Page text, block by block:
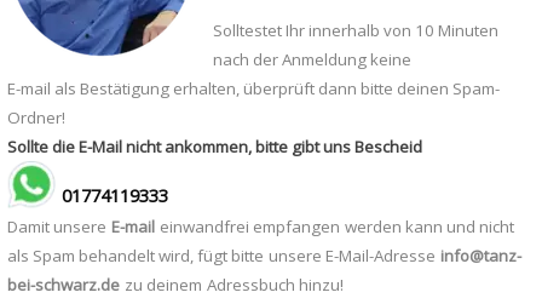
Solltestet Ihr innerhalb von 10 Minuten
nach der Anmeldung keine
E-mail als Bestätigung erhalten, überprüft dann bitte deinen Spam-
Ordner!
Sollte die E-Mail nicht ankommen, bitte gibt uns Bescheid
01774119333
Damit unsere E-mail einwandfrei empfangen werden kann und nicht
als Spam behandelt wird,fügt bitte unsere E-Mail-Adresse info@tanz-
bei-schwarz.de zu deinem Adressbuch hinzu!